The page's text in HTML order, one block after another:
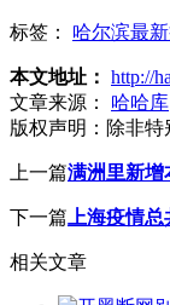
标签： 哈尔滨最
本文地址： http://
文章来源：
哈哈库
版权声明： 除非特
上一篇满洲里新增
下一篇 上海疫情
相关文章